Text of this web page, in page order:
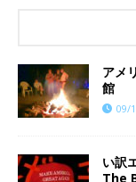
アメ
館
09/
い訳
The